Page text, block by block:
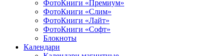
ФотоКниги «Премиум»
ФотоКниги «Слим»
ФотоКниги «Лайт»
ФотоКниги «Софт»
Блокноты
Календари